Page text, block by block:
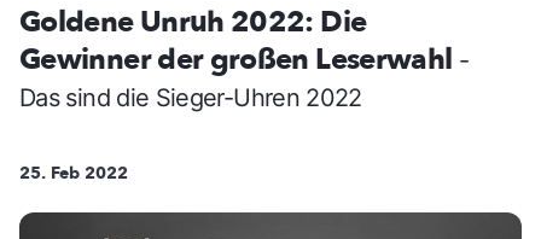
Goldene Unruh 2022: Die
Gewinner der großen Leserwahl -
Das sind die Sieger-Uhren 2022
25. Feb 2022